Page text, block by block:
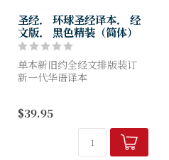
圣经． 环球圣经译本． 经
文版． 黑色精装（简体）
单本新旧约全经文排版装订
新一代华语译本
善考虑的译本！
$39.95